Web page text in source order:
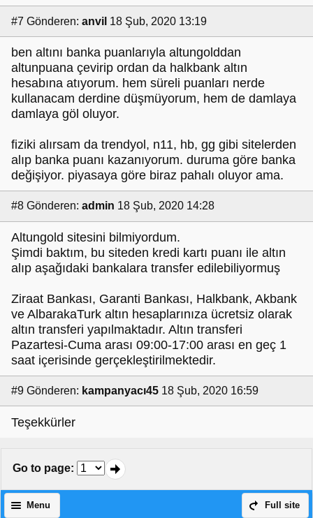
#7 Gönderen: anvil 18 Şub, 2020 13:19
ben altını banka puanlarıyla altungolddan
altunpuana çevirip ordan da halkbank altın
hesabına atıyorum. hem süreli puanları nerde
kullanacam derdine düşmüyorum, hem de damlaya
damlaya göl oluyor.
fiziki alırsam da trendyol, n11, hb, gg gibi sitelerden
alıp banka puanı kazanıyorum. duruma göre banka
değişiyor. piyasaya göre biraz pahalı oluyor ama.
#8 Gönderen: admin 18 Şub, 2020 14:28
Altungold sitesini bilmiyordum.
Şimdi baktım, bu siteden kredi kartı puanı ile altın
alıp aşağıdaki bankalara transfer edilebiliyormuş
Ziraat Bankası, Garanti Bankası, Halkbank, Akbank
ve AlbarakaTurk altın hesaplarınıza ücretsiz olarak
altın transferi yapılmaktadır. Altın transferi
Pazartesi-Cuma arası 09:00-17:00 arası en geç 1
saat içerisinde gerçekleştirilmektedir.
#9 Gönderen: kampanyacı45 18 Şub, 2020 16:59
Teşekkürler
Go to page:
Full site
Menu